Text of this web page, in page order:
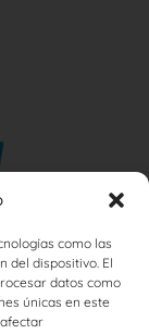
como las
del dispositivo. El
datos como
únicas en este